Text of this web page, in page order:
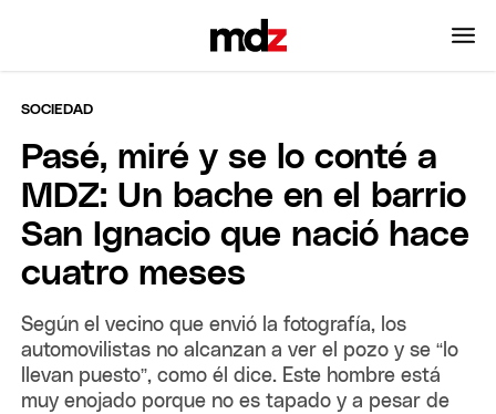
SOCIEDAD
Pasé, miré y se lo conté a
MDZ: Un bache en el barrio
San Ignacio que nació hace
cuatro meses
Según el vecino que envió la fotografía, los
automovilistas no alcanzan a ver el pozo y se “lo
llevan puesto”, como él dice. Este hombre está
muy enojado porque no es tapado y a pesar de